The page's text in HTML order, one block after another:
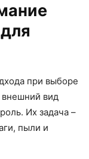
при выборе
внешний вид
Их задача –
пыли и